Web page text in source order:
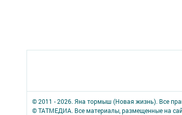
© 2011 - 2026. Яна тормыш (Новая жизнь). Все
© ТАТМЕДИА. Все материалы, размещенные на